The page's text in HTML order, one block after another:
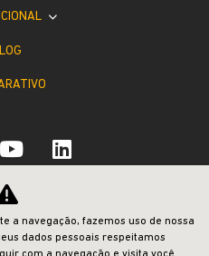
bem maior é a vida.
a navegação, fazemos uso de nossa
dados pessoais respeitamos